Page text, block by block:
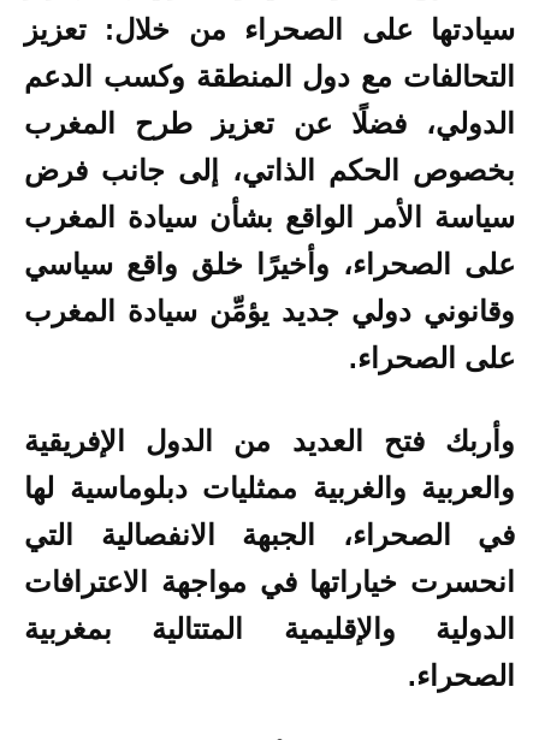
سيادتها على الصحراء من خلال: تعزيز
التحالفات مع دول المنطقة وكسب الدعم
الدولي، فضلًا عن تعزيز طرح المغرب
بخصوص الحكم الذاتي، إلى جانب فرض
سياسة الأمر الواقع بشأن سيادة المغرب
على الصحراء، وأخيرًا خلق واقع سياسي
وقانوني دولي جديد يؤمِّن سيادة المغرب
على الصحراء.
وأربك فتح العديد من الدول الإفريقية
والعربية والغربية ممثليات دبلوماسية لها
في الصحراء، الجبهة الانفصالية التي
انحسرت خياراتها في مواجهة الاعترافات
الدولية والإقليمية المتتالية بمغربية
الصحراء.